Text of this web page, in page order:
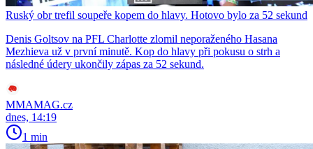
Ruský obr trefil soupeře kopem do hlavy. Hotovo bylo za 52 sekund
Denis Goltsov na PFL Charlotte zlomil neporaženého Hasana
Mezhieva už v první minutě. Kop do hlavy při pokusu o strh a
následné údery ukončily zápas za 52 sekund.
MMAMAG.cz
dnes, 14:19
1 min